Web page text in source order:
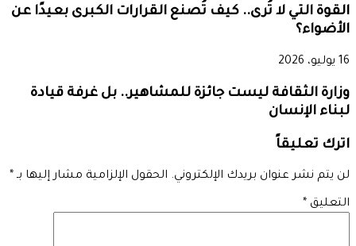
القوة التي لا تُرى.. كيف تُصنع القرارات الكبرى بعيدًا عن
الأضواء؟
16 يوليو، 2026
وزارة الثقافة ليست جائزة للمشاهير.. بل غرفة قيادة
لبناء الإنسان
اترك تعليقاً
لن يتم نشر عنوان بريدك الإلكتروني. الحقول الإلزامية مشار إليها بـ *
التعليق *